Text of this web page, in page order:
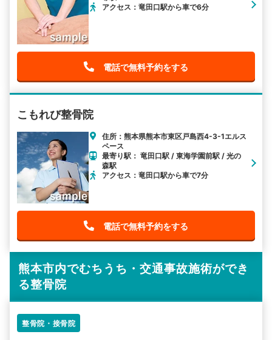
アクセス：竜田口駅から車で6分
電話で無料予約をする
こもれび整骨院
住所：熊本県熊本市東区戸島西4-3-1エルス
ペース
最寄り駅： 竜田口駅 / 東海学園前駅 / 光の
森駅
アクセス：竜田口駅から車で7分
電話で無料予約をする
熊本市内でむちうち・交通事故施術ができ
る整骨院
整骨院・接骨院